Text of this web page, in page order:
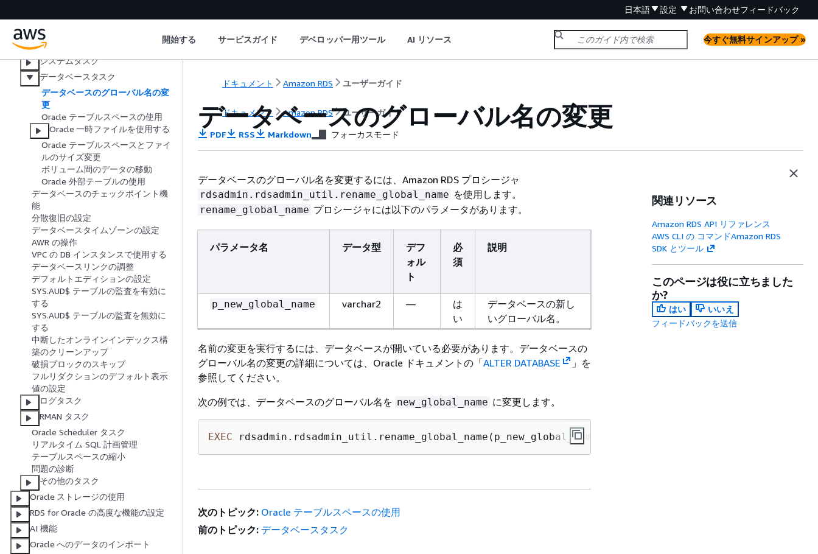
日本語 設定 お問い合わせフィードバック
開始する サービスガイド デベロッパー用ツール AI リソース 今すぐ無料サインアップ »
CDB を使用する
Oracle DB インスタンスの管理
システムタスク
データベースタスク
データベースのグローバル名の変
更
Oracle テーブルスペースの使用
Oracle 一時ファイルを使用する
Oracle テーブルスペースとファイ
ルのサイズ変更
ボリューム間のデータの移動
Oracle 外部テーブルの使用
データベースのチェックポイント機
能
分散復旧の設定
データベースタイムゾーンの設定
AWR の操作
VPC の DB インスタンスで使用する
データベースリンクの調整
デフォルトエディションの設定
SYS.AUD$ テーブルの監査を有効に
する
SYS.AUD$ テーブルの監査を無効に
する
中断したオンラインインデックス構
築のクリーンアップ
破損ブロックのスキップ
フルリダクションのデフォルト表示
値の設定
ログタスク
RMAN タスク
Oracle Scheduler タスク
リアルタイム SQL 計画管理
テーブルスペースの縮小
問題の診断
その他のタスク
Oracle ストレージの使用
RDS for Oracle の高度な機能の設定
AI 機能
Oracle へのデータのインポート
ドキュメント Amazon RDS ユーザーガイド
ドキュメント Amazon RDS ユーザーガイド
データベースのグローバル名の変更
PDF RSS Markdown フォーカスモード
データベースのグローバル名を変更するには、Amazon RDS プロシージャ
rdsadmin.rdsadmin_util.rename_global_name を使用します。
rename_global_name プロシージャには以下のパラメータがあります。
パラメータ名 データ型
デフ
ォル
ト
必
須
説明
p_new_global_name varchar2 —
は
い
データベースの新し
いグローバル名。
名前の変更を実行するには、データベースが開いている必要があります。データベースの
グローバル名の変更の詳細については、Oracle ドキュメントの「ALTER DATABASE
」を
参照してください。
次の例では、データベースのグローバル名を new_global_name に変更します。
EXEC rdsadmin.rdsadmin_util.rename_global_name(p_new_global_name
関連リソース
Amazon RDS API リファレンス
AWS CLI の コマンドAmazon RDS
SDK とツール
このページは役に立ちました
か?
はい
いいえ
フィードバックを送信
次のトピック: Oracle テーブルスペースの使用
前のトピック: データベースタスク